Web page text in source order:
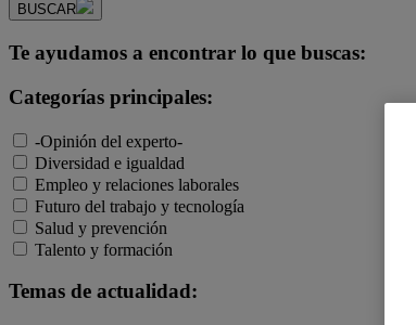
BUSCAR
Te ayudamos a encontrar lo que buscas:
Categorías principales:
-Opinión del experto-
Diversidad e igualdad
Empleo y relaciones laborales
Futuro del trabajo y tecnología
Salud y prevención
Talento y formación
Temas de actualidad: